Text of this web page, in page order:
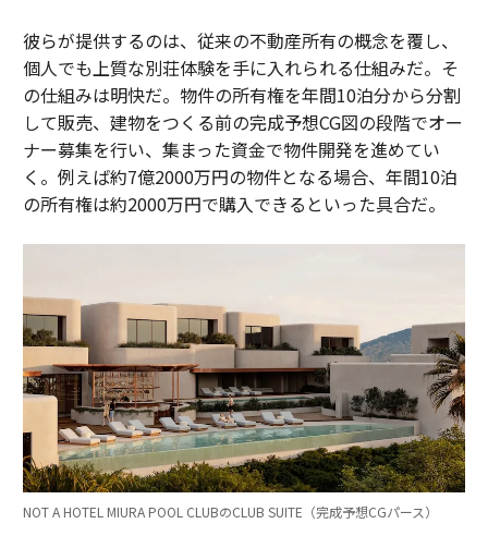
彼らが提供するのは、従来の不動産所有の概念を覆し、
個人でも上質な別荘体験を手に入れられる仕組みだ。そ
の仕組みは明快だ。物件の所有権を年間10泊分から分割
して販売、建物をつくる前の完成予想CG図の段階でオー
ナー募集を行い、集まった資金で物件開発を進めてい
く。例えば約7億2000万円の物件となる場合、年間10泊
の所有権は約2000万円で購入できるといった具合だ。
NOT A HOTEL MIURA POOL CLUBのCLUB SUITE（完成予想CGパース）